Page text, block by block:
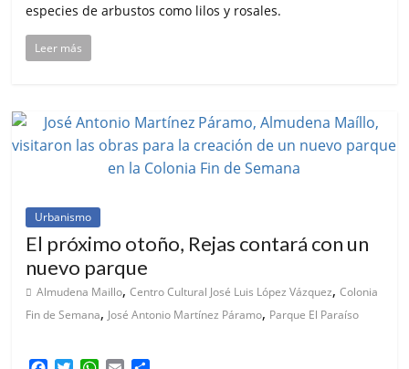
especies de arbustos como lilos y rosales.
Leer más
Urbanismo
El próximo otoño, Rejas contará con un
nuevo parque
Almudena Maillo,Centro Cultural José Luis López Vázquez,Colonia
Fin de Semana, José Antonio Martínez Páramo, Parque El Paraíso